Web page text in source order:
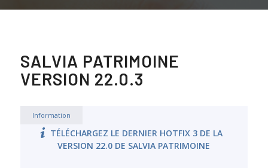
SALVIA PATRIMOINE
VERSION 22.0.3
Information
TÉLÉCHARGEZ LE DERNIER HOTFIX 3 DE LA
VERSION 22.0 DE SALVIA PATRIMOINE